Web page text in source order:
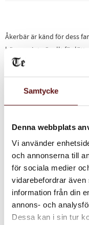
Samtycke
Denna webbplats
Vi använder
och annonserna till
för sociala medier
vidarebefordrar även
information från din
annons- och
Dessa kan i sin tur
Åkerbär är känd för dess
bär som inte är allt för lätt
blandning av smultron och
Detta bär passar utmärkt
Ingredienser:
Åkerbär 50%, socker,
konserveringsmedel
Dela med dig